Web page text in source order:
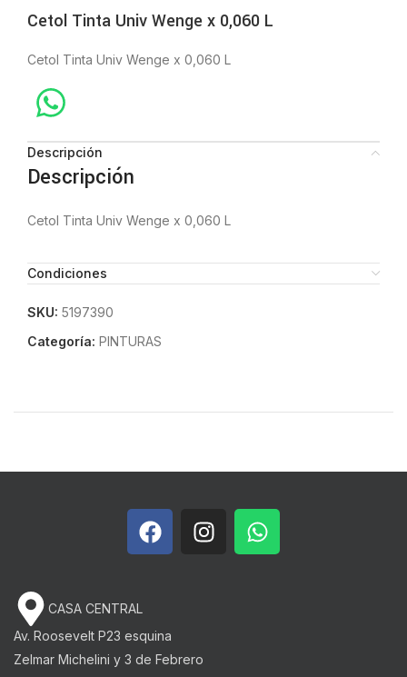
Cetol Tinta Univ Wenge x 0,060 L
Cetol Tinta Univ Wenge x 0,060 L
Descripción
Descripción
Cetol Tinta Univ Wenge x 0,060 L
Condiciones
SKU: 5197390
Categoría: PINTURAS
CASA CENTRAL
Av. Roosevelt P23 esquina
Zelmar Michelini y 3 de Febrero​